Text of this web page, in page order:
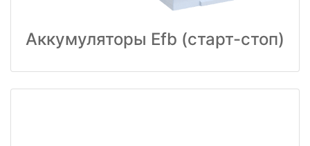
Аккумуляторы Efb (старт-стоп)